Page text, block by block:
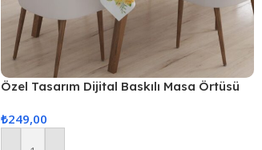
Özel Tasarım Dijital Baskılı Masa Örtüsü
₺249,00